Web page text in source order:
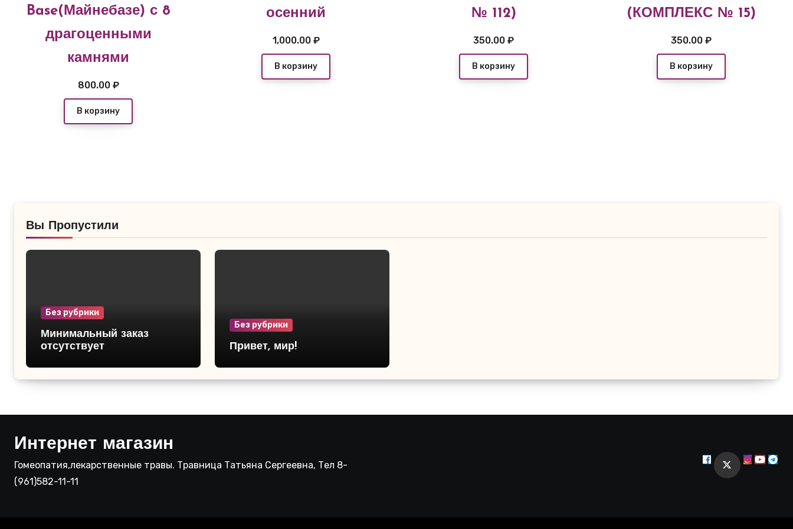
Base(Майнебазе) с 8
драгоценными
камнями
800.00 ₽
В корзину
осенний
1,000.00 ₽
В корзину
№ 112)
350.00₽
В корзину
(КОМПЛЕКС № 15)
350.00₽
В корзину
Вы Пропустили
Без рубрики
Минимальный заказ
отсутствует
Без рубрики
Привет, мир!
Интернет магазин
Гомеопатия,лекарственные травы. Травница Татьяна Сергеевна, Тел 8-
(961)582-11-11